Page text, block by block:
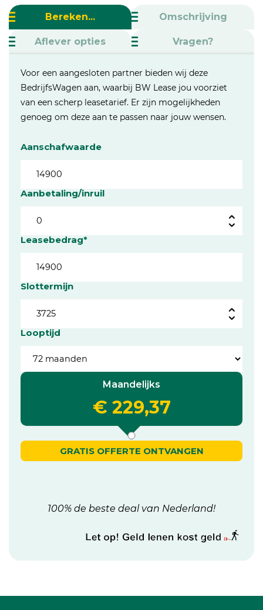
Bereken... Omschrijving
Aflever opties Vragen?
Voor een aangesloten partner bieden wij deze
BedrijfsWagen aan, waarbij BW Lease jou voorziet
van een scherp leasetarief. Er zijn mogelijkheden
genoeg om deze aan te passen naar jouw wensen.
Aanschafwaarde
Aanbetaling/inruil
Leasebedrag*
Slottermijn
Looptijd
Maandelijks
€ 229,37
GRATIS OFFERTE ONTVANGEN
100% de beste deal van Nederland!